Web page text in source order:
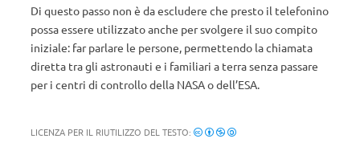
Di questo passo non è da escludere che presto il telefonino
possa essere utilizzato anche per svolgere il suo compito
iniziale: far parlare le persone, permettendo la chiamata
diretta tra gli astronauti e i familiari a terra senza passare
per i centri di controllo della NASA o dell’ESA.
LICENZA PER IL RIUTILIZZO DEL TESTO: